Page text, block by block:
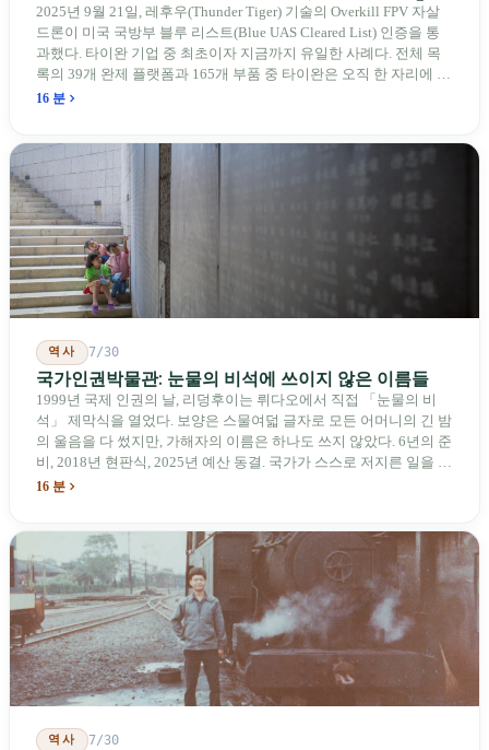
에게
2025년 9월 21일, 레후우(Thunder Tiger) 기술의 Overkill FPV 자살
드론이 미국 국방부 블루 리스트(Blue UAS Cleared List) 인증을 통
과했다. 타이완 기업 중 최초이자 지금까지 유일한 사례다. 전체 목
록의 39개 완제 플랫폼과 165개 부품 중 타이완은 오직 한 자리에 불
과하다. 2026년 4월, 미국 양당 소속 상원의원 4명이 《타이완을 위
를 드러낸다: 타이완의 진입이 너무 느려 미국 스스로가 입법을 통해
장벽을 낮춰야 한다는 점이다. 타이완에서 46년간 원격 조종 장난감
비행기를 만들어 온 한 회사가 오하이오주에 두 번째 공장을 건설할
계획을 세우고 있다.
16 분
역사 7/30
국가인권박물관: 눈물의 비석에 쓰이지 않은 이름들
1999년 국제 인권의 날, 리덩후이는 뤼다오에서 직접 「눈물의 비
석」 제막식을 열었다. 보양은 스물여덟 글자로 모든 어머니의 긴 밤
의 울음을 다 썼지만, 가해자의 이름은 하나도 쓰지 않았다. 6년의 준
비, 2018년 현판식, 2025년 예산 동결. 국가가 스스로 저지른 일을 기
념하기 위해 스스로 세운 박물관. 계엄 해제 39년 동안 사법 재판을
16 분
역사 7/30